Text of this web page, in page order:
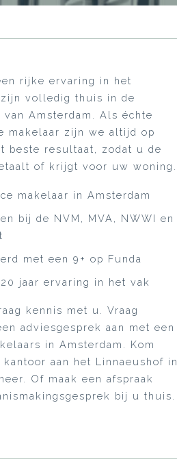
rijke ervaring in het
volledig thuis in de
van Amsterdam. Als échte
makelaar zijn we altijd op
beste resultaat, zodat u de
of krijgt voor uw woning.
makelaar in Amsterdam
bij de NVM, MVA, NWWI en
met een 9+ op Funda
jaar ervaring in het vak
kennis met u. Vraag
adviesgesprek aan met een
in Amsterdam. Kom
kantoor aan het Linnaeushof in
Of maak een afspraak
bij u thuis.